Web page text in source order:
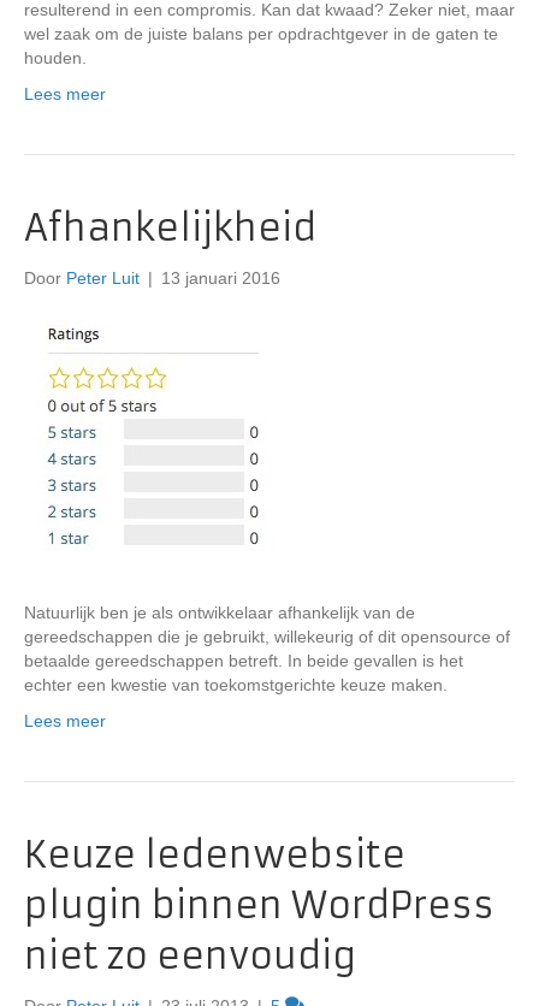
resulterend in een compromis. Kan dat kwaad? Zeker niet, maar
wel zaak om de juiste balans per opdrachtgever in de gaten te
houden.
Lees meer
Afhankelijkheid
Door Peter Luit | 13 januari 2016
Natuurlijk ben je als ontwikkelaar afhankelijk van de
gereedschappen die je gebruikt, willekeurig of dit opensource of
betaalde gereedschappen betreft. In beide gevallen is het
echter een kwestie van toekomstgerichte keuze maken.
Lees meer
Keuze ledenwebsite
plugin binnen WordPress
niet zo eenvoudig